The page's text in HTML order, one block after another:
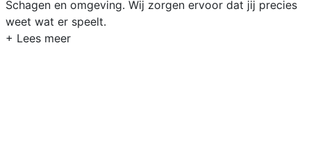
Schagen en omgeving. Wij zorgen ervoor dat jij precies
weet wat er speelt.